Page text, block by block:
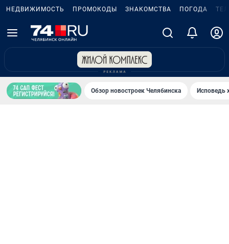
НЕДВИЖИМОСТЬ ПРОМОКОДЫ ЗНАКОМСТВА ПОГОДА
Обзор новостроек Челябинска Исповедь